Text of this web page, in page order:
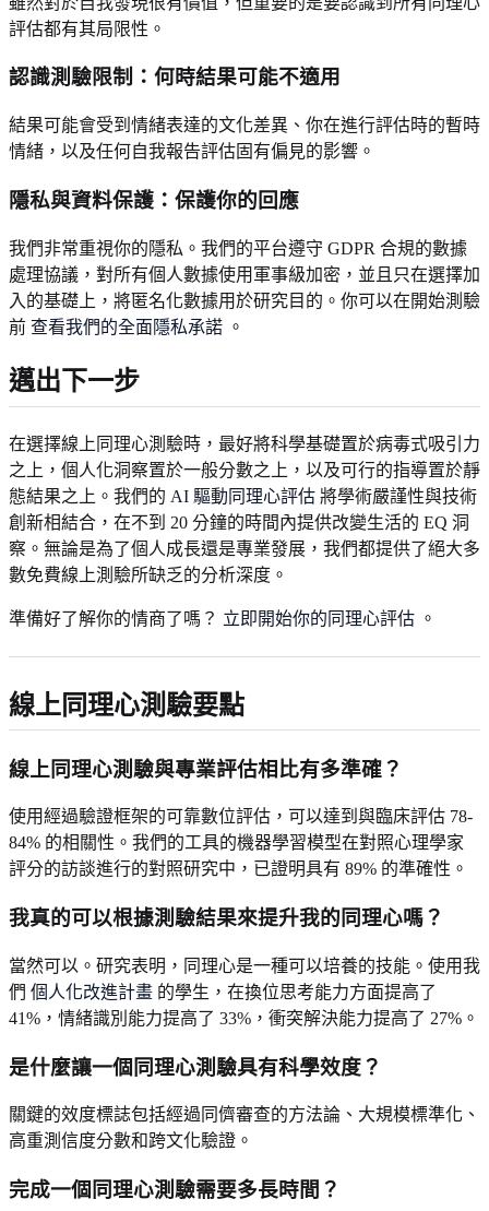
評估都有其局限性。
認識測驗限制：何時結果可能不適用
結果可能會受到情緒表達的文化差異、你在進行評估時的暫時
情緒，以及任何自我報告評估固有偏見的影響。
隱私與資料保護：保護你的回應
我們非常重視你的隱私。我們的平台遵守 GDPR 合規的數據
處理協議，對所有個人數據使用軍事級加密，並且只在選擇加
入的基礎上，將匿名化數據用於研究目的。你可以在開始測驗
前 查看我們的全面隱私承諾 。
邁出下一步
在選擇線上同理心測驗時，最好將科學基礎置於病毒式吸引力
之上，個人化洞察置於一般分數之上，以及可行的指導置於靜
態結果之上。我們的 AI 驅動同理心評估 將學術嚴謹性與技術
創新相結合，在不到 20 分鐘的時間內提供改變生活的 EQ 洞
察。無論是為了個人成長還是專業發展，我們都提供了絕大多
數免費線上測驗所缺乏的分析深度。
準備好了解你的情商了嗎？ 立即開始你的同理心評估 。
線上同理心測驗要點
線上同理心測驗與專業評估相比有多準確？
使用經過驗證框架的可靠數位評估，可以達到與臨床評估 78-
84% 的相關性。我們的工具的機器學習模型在對照心理學家
評分的訪談進行的對照研究中，已證明具有 89% 的準確性。
我真的可以根據測驗結果來提升我的同理心嗎？
當然可以。研究表明，同理心是一種可以培養的技能。使用我
們 個人化改進計畫 的學生，在換位思考能力方面提高了
41%，情緒識別能力提高了 33%，衝突解決能力提高了 27%。
是什麼讓一個同理心測驗具有科學效度？
關鍵的效度標誌包括經過同儕審查的方法論、大規模標準化、
高重測信度分數和跨文化驗證。
完成一個同理心測驗需要多長時間？